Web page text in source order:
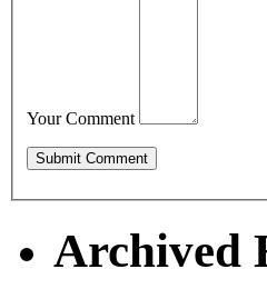
Your Comment
Archived